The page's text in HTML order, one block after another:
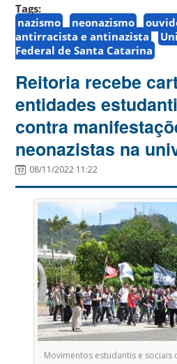
Tags:
nazismo
neonazismo
antirracista e antinazista
Federal de Santa Catarina
Reitoria recebe
entidades
contra
neonazistas na
08/11/2022 11:22
Movimentos estudantis e sociais